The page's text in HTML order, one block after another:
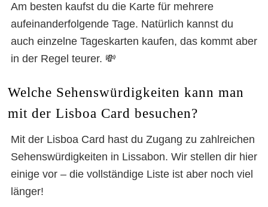
Am besten kaufst du die Karte für mehrere
aufeinanderfolgende Tage. Natürlich kannst du
auch einzelne Tageskarten kaufen, das kommt aber
in der Regel teurer. 💸
Welche Sehenswürdigkeiten kann man
mit der Lisboa Card besuchen?
Mit der Lisboa Card hast du Zugang zu zahlreichen
Sehenswürdigkeiten in Lissabon. Wir stellen dir hier
einige vor – die vollständige Liste ist aber noch viel
länger!